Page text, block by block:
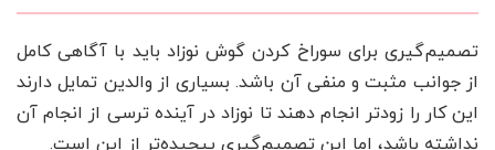
تصمیم‌گیری برای سوراخ کردن گوش نوزاد باید با آگاهی کامل
از جوانب مثبت و منفی آن باشد. بسیاری از والدین تمایل دارند
این کار را زودتر انجام دهند تا نوزاد در آینده ترسی از انجام آن
نداشته باشد، اما این تصمیم‌گیری پیچیده‌تر از این است.